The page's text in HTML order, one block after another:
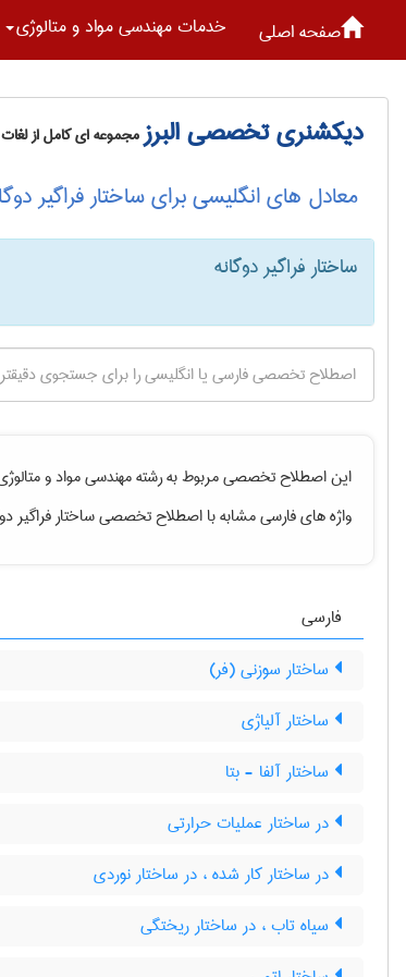
صفحه اصلی خدمات مهندسی مواد و متالوژی
دیکشنری تخصصی البرزمجموعه ای کامل از
معادل های انگلیسی برای ساختار فراگیر
ساختار فراگیر دوگانه
این اصطلاح تخصصی مربوط به رشتهمهندسی مواد و
واژه های فارسی مشابه با اصطلاح تخصصیساختار فراگیر
فارسی
ساختار سوزنی (فر)
ساختار آلیاژی
ساختار آلفا - بتا
در ساختار عملیات حرارتی
در ساختار کار شده ، در ساختار نوردی
سیاه تاب ، در ساختار ریختگی